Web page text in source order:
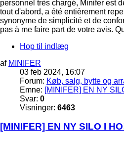
personnel très chargé, Minifer est
tout d'abord, a été entièrement
synonyme de simplicité et de
pas à me faire part de votre avis.
Hop til indlæg
af MINIFER
03 feb 2024, 16:07
Forum: Køb, salg, bytte og
Emne: [MINIFER] EN NY
Svar: 0
Visninger: 6463
[MINIFER] EN NY SILO I